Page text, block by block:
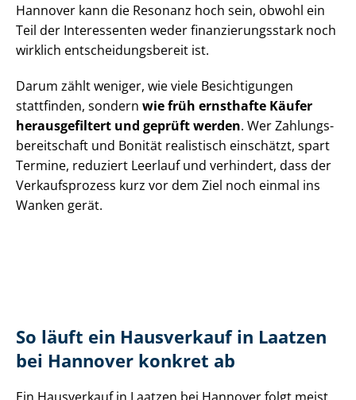
Hannover kann die Resonanz hoch sein, obwohl ein
Teil der Interessenten weder fi­nan­zie­rungs­stark noch
wirklich ent­schei­dungs­be­reit ist.
Darum zählt weniger, wie viele Besichtigungen
stattfinden, sondern wie früh ernsthafte Käufer
herausgefiltert und geprüft werden. Wer Zah­lungs­
be­reit­schaft und Bonität realistisch einschätzt, spart
Termine, reduziert Leerlauf und verhindert, dass der
Verkaufsprozess kurz vor dem Ziel noch einmal ins
Wanken gerät.
So läuft ein Hausverkauf in Laatzen
bei Hannover konkret ab